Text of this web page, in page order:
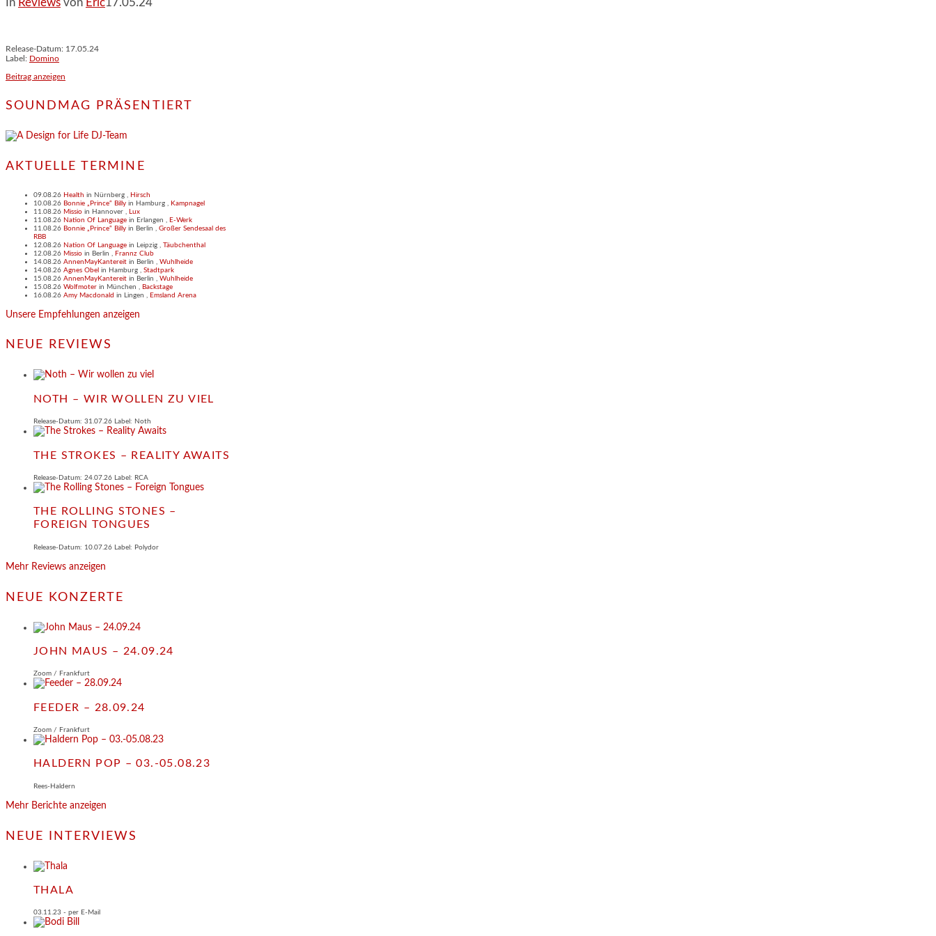
Release-Datum: 17.05.24
Label: Domino
Beitrag anzeigen
SOUNDMAG PRÄSENTIERT
AKTUELLE TERMINE
09.08.26 Health in Nürnberg
Hirsch
10.08.26 Bonnie „Prince“ Billy in Hamburg
Kampnagel
11.08.26 Missio in Hannover
Lux
11.08.26 Nation Of Language in Erlangen
E-Werk
11.08.26 Bonnie „Prince“ Billy in Berlin
Großer Sendesaal des
RBB
12.08.26 Nation Of Language in Leipzig
Täubchenthal
12.08.26 Missio in Berlin
Frannz Club
14.08.26 AnnenMayKantereit in Berlin
Wuhlheide
14.08.26 Agnes Obel in Hamburg
Stadtpark
15.08.26 AnnenMayKantereit in Berlin
Wuhlheide
15.08.26 Wolfmoter in München
Backstage
16.08.26 Amy Macdonald in Lingen Emsland Arena
Unsere Empfehlungen anzeigen
NEUE REVIEWS
NOTH – WIR WOLLEN ZU VIEL
Release-Datum: 31.07.26 Label: Noth
THE STROKES – REALITY AWAITS
Release-Datum: 24.07.26 Label: RCA
THE ROLLING STONES –
FOREIGN TONGUES
Release-Datum: 10.07.26 Label: Polydor
Mehr Reviews anzeigen
NEUE KONZERTE
JOHN MAUS – 24.09.24
Zoom / Frankfurt
FEEDER – 28.09.24
Zoom / Frankfurt
HALDERN POP – 03.-05.08.23
Rees-Haldern
Mehr Berichte anzeigen
NEUE INTERVIEWS
THALA
03.11.23 - per E-Mail